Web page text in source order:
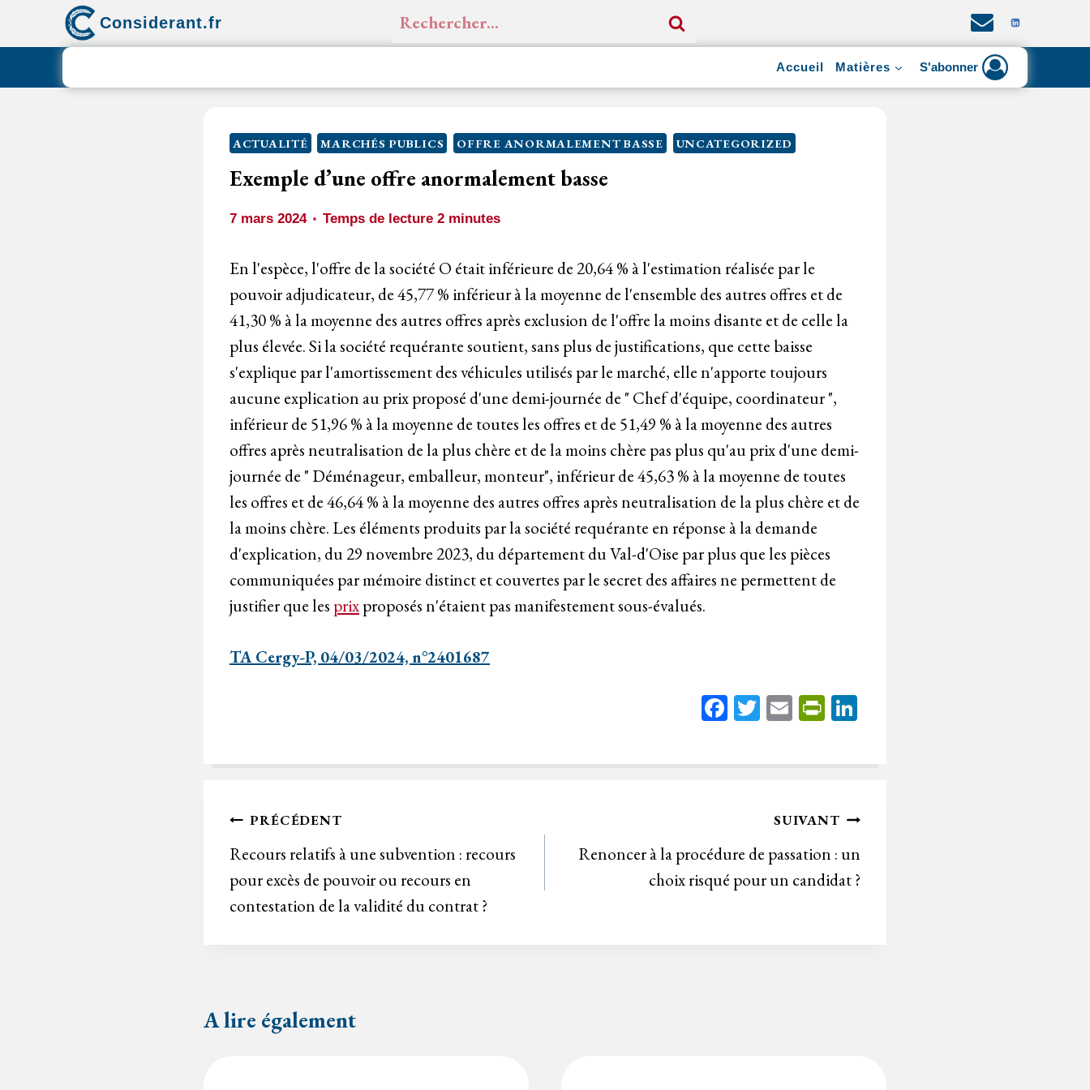
Considerant.fr Rechercher :
Accueil Matières S'abonner
ACTUALITÉ MARCHÉS PUBLICS OFFRE ANORMALEMENT BASSE UNCATEGORIZED
Exemple d’une offre anormalement basse
7 mars 2024 Temps de lecture 2 minutes
En l'espèce, l'offre de la société O était inférieure de 20,64 % à l'estimation réalisée par le
pouvoir adjudicateur, de 45,77 % inférieur à la moyenne de l'ensemble des autres offres et de
41,30 % à la moyenne des autres offres après exclusion de l'offre la moins disante et de celle la
plus élevée. Si la société requérante soutient, sans plus de justifications, que cette baisse
s'explique par l'amortissement des véhicules utilisés par le marché, elle n'apporte toujours
aucune explication au prix proposé d'une demi-journée de " Chef d'équipe, coordinateur ",
inférieur de 51,96 % à la moyenne de toutes les offres et de 51,49 % à la moyenne des autres
offres après neutralisation de la plus chère et de la moins chère pas plus qu'au prix d'une demi-
journée de " Déménageur, emballeur, monteur", inférieur de 45,63 % à la moyenne de toutes
les offres et de 46,64 % à la moyenne des autres offres après neutralisation de la plus chère et de
la moins chère. Les éléments produits par la société requérante en réponse à la demande
d'explication, du 29 novembre 2023, du département du Val-d'Oise par plus que les pièces
communiquées par mémoire distinct et couvertes par le secret des affaires ne permettent de
justifier que les prixproposés n'étaient pas manifestement sous-évalués.
TA Cergy-P, 04/03/2024, n°2401687
Fa
bo
T
tt
E
ail
Pr
tF
n
y
ed
Navigation
de
l’article
PRÉCÉDENT
Recours relatifs à une subvention : recours
pour excès de pouvoir ou recours en
contestation de la validité du contrat ?
SUIVANT
Renoncer à la procédure de passation : un
choix risqué pour un candidat ?
A lire également